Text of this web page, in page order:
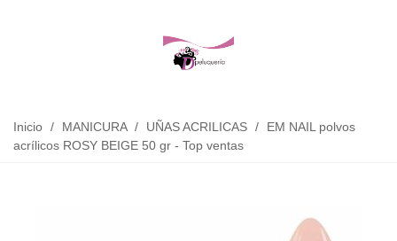
Inicio / MANICURA / UÑAS ACRILICAS /
EM NAIL polvos
acrílicos ROSY BEIGE 50 gr - Top ventas